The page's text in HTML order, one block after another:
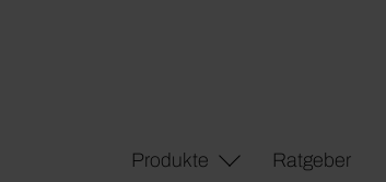
Produkte
Ratgeber